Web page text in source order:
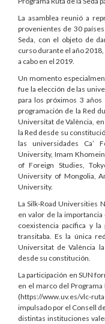
La asamblea reunió a
provenientes de 30
Seda, con el objeto de
curso durante el año
a cabo en el 2019.
Un momento
fue la elección de las
para los próximos 3
programación de la Red
Universitat de València,
la Red desde su
las universidades Ca’
University, Imam
of Foreign Studies,
University of Mongolia,
University.
La Silk-Road Universities
en valor de la importancia
coexistencia pacífica y
transitaba. Es la única
Universitat de València
desde su constitución.
La participación en SUN
en el marco del Programa
(https://www.uv.es/vlc-
impulsado por el Consell
distintas instituciones